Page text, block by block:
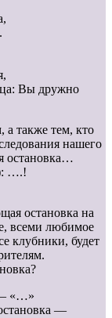
Вы дружно
также тем, кто
нашего
остановка…
: ….!
остановка на
всеми любимое
клубники, будет
— «…»
—